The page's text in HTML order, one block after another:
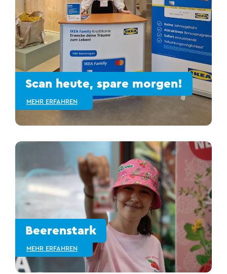
Scan heute, spare morgen!
MEHR ERFAHREN
Beerenstark
MEHR ERFAHREN